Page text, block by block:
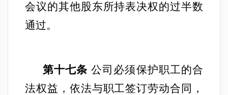
会议的其他股东所持表决权的过半数
通过。
第十七条 公司必须保护职工的合
法权益，依法与职工签订劳动合同，